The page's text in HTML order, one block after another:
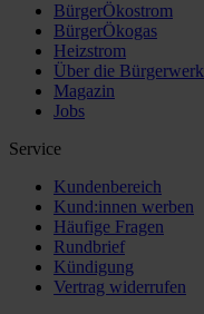
BürgerÖkostrom
BürgerÖkogas
Heizstrom
Über die
Magazin
Jobs
Service
Kundenbereich
Kund:innen werben
Häufige Fragen
Rundbrief
Kündigung
Vertrag widerrufen